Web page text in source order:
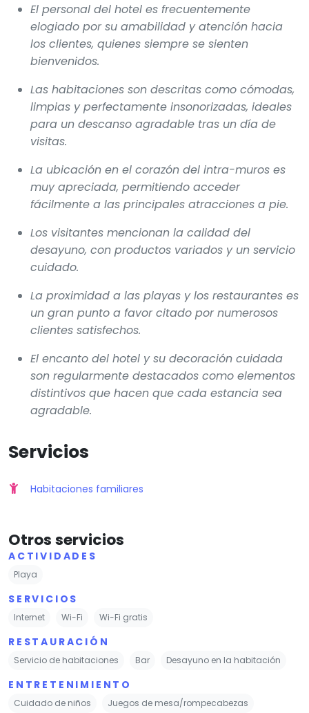
El personal del hotel es frecuentemente
elogiado por su amabilidad y atención hacia
los clientes, quienes siempre se sienten
bienvenidos.
Las habitaciones son descritas como cómodas,
limpias y perfectamente insonorizadas, ideales
para un descanso agradable tras un día de
visitas.
La ubicación en el corazón del intra-muros es
muy apreciada, permitiendo acceder
fácilmente a las principales atracciones a pie.
Los visitantes mencionan la calidad del
desayuno, con productos variados y un servicio
cuidado.
La proximidad a las playas y los restaurantes es
un gran punto a favor citado por numerosos
clientes satisfechos.
El encanto del hotel y su decoración cuidada
son regularmente destacados como elementos
distintivos que hacen que cada estancia sea
agradable.
Servicios
Habitaciones familiares
Otros servicios
ACTIVIDADES
Playa
SERVICIOS
Internet Wi-Fi Wi-Fi gratis
RESTAURACIÓN
Servicio de habitaciones Bar Desayuno en la habitación
ENTRETENIMIENTO
Cuidado de niños Juegos de mesa/rompecabezas